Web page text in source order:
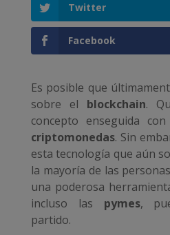
Twitter
Facebook
Es posible que
sobre el blockchain.
concepto enseguida
criptomonedas. Sin
esta tecnología que aún
la mayoría de las
una poderosa
incluso las pymes,
partido.